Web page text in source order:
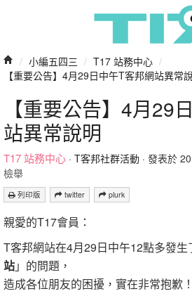
/ 小編五四三 / T17 站務中心 /
【重要公告】4月29日中午T客邦網站異常
【重要公告】4月29
站異常說明
T17 站務中心 · T客邦社群活動 · 發表於
檢舉
列印版 twitter plurk
親愛的T17會員：
T客邦網站在4月29日中午12點多發生
站」的問題，
造成各位朋友的困擾，實在非常抱歉！